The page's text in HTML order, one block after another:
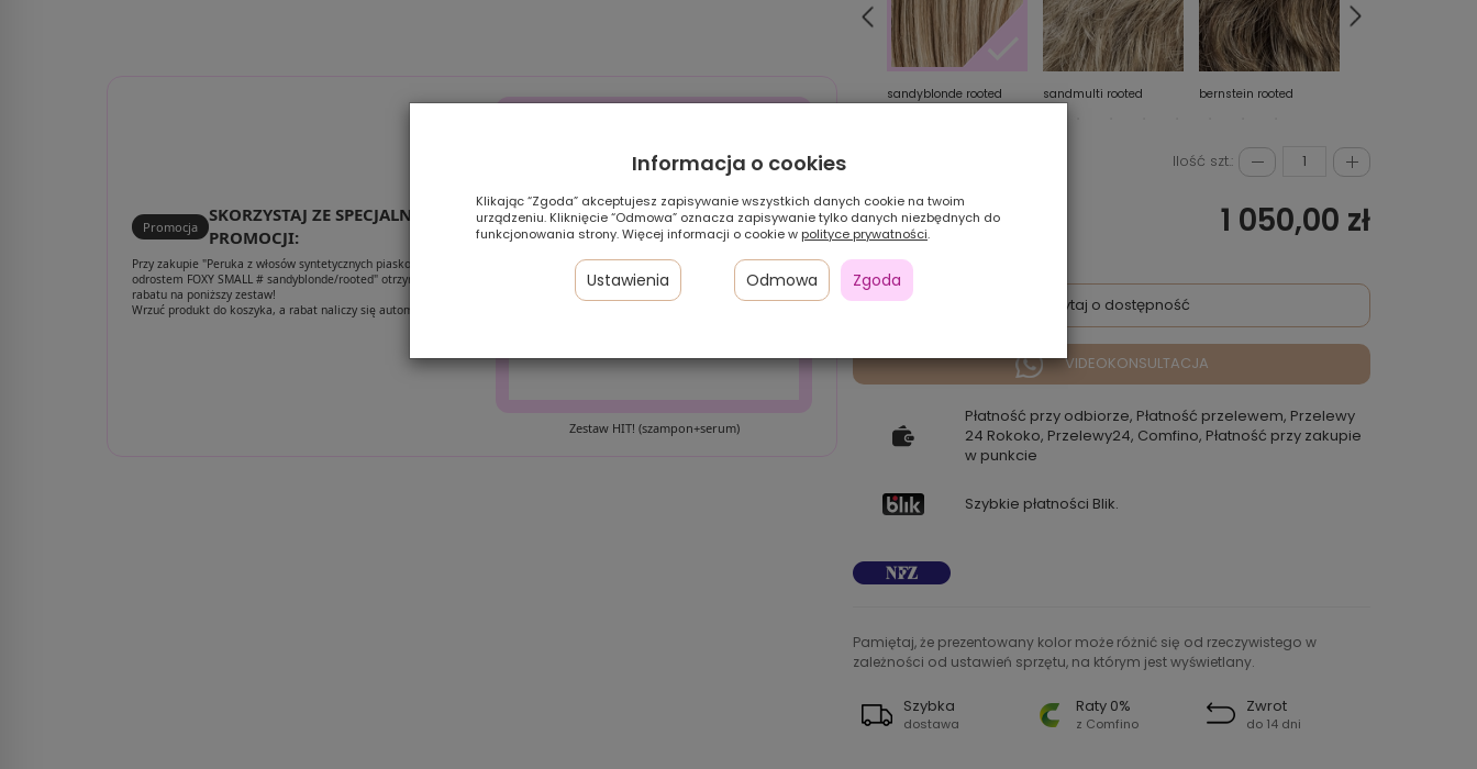
Promocja
SKORZYSTAJ ZE SPECJALNEJ
PROMOCJI:
Przy zakupie "Peruka z włosów syntetycznych piaskowy blond z
odrostem FOXY SMALL # sandyblonde/rooted" otrzymujesz aż 30%
rabatu na poniższy zestaw!
Wrzuć produkt do koszyka, a rabat naliczy się automatycznie.
Zestaw HIT! (szampon+serum)
darkchocolate mix smokeblonde mix sandyblonde rooted sandmulti rooted bernstein rooted
Ilość szt.:
1 050,00 zł
Zapytaj o dostępność
VIDEOKONSULTACJA
Płatność przy odbiorze, Płatność przelewem, Przelewy
24 Rokoko, Przelewy24, Comfino, Płatność przy zakupie
w punkcie
Szybkie płatności Blik.
Pamiętaj, że prezentowany kolor może różnić się od rzeczywistego w
zależności od ustawień sprzętu, na którym jest wyświetlany.
Szybka
dostawa
Raty 0%
z Comfino
Zwrot
do 14 dni
Informacja o cookies
Klikając “Zgoda” akceptujesz zapisywanie wszystkich danych cookie na twoim
urządzeniu. Kliknięcie “Odmowa” oznacza zapisywanie tylko danych niezbędnych do
funkcjonowania strony. Więcej informacji o cookie w polityce prywatności.
Ustawienia Odmowa Zgoda